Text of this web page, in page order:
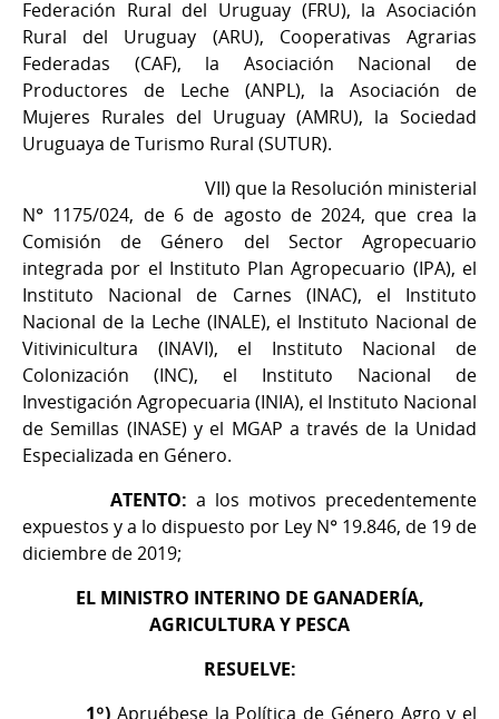
Federación Rural del Uruguay (FRU), la Asociación
Rural del Uruguay (ARU), Cooperativas Agrarias
Federadas (CAF), la Asociación Nacional de
Productores de Leche (ANPL), la Asociación de
Mujeres Rurales del Uruguay (AMRU), la Sociedad
Uruguaya de Turismo Rural (SUTUR).
VII) que la Resolución ministerial
N° 1175/024, de 6 de agosto de 2024, que crea la
Comisión de Género del Sector Agropecuario
integrada por el Instituto Plan Agropecuario (IPA), el
Instituto Nacional de Carnes (INAC), el Instituto
Nacional de la Leche (INALE), el Instituto Nacional de
Vitivinicultura (INAVI), el Instituto Nacional de
Colonización (INC), el Instituto Nacional de
Investigación Agropecuaria (INIA), el Instituto Nacional
de Semillas (INASE) y el MGAP a través de la Unidad
Especializada en Género.
ATENTO:a los motivos precedentemente
expuestos y a lo dispuesto por Ley N° 19.846, de 19 de
diciembre de 2019;
EL MINISTRO INTERINO DE GANADERÍA,
AGRICULTURA Y PESCA
RESUELVE:
1º) Apruébese la Política de Género Agro y el